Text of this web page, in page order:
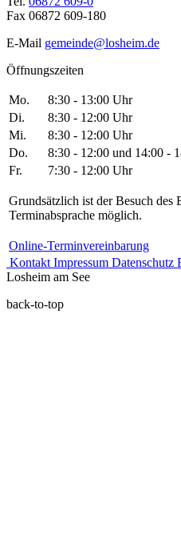
Fax 06872 609-180
E-Mail gemeinde@losheim.de
Öffnungszeiten
Mo.
8:30 - 13:00 Uhr
Di.
8:30 - 12:00 Uhr
Mi.
8:30 - 12:00 Uhr
Do.
8:30 - 12:00 und 14:00 -
Fr.
7:30 - 12:00 Uhr
Grundsätzlich ist der Besuch des
Terminabsprache möglich.
Online-Terminvereinbarung
Kontakt Impressum Datenschutz
Losheim am See
back-to-top